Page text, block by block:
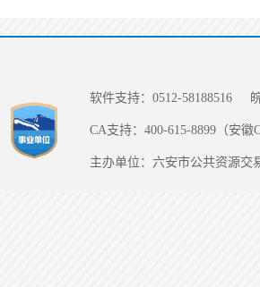
软件支持：0512-58188516
CA支持：400-615-8899（安徽
主办单位：六安市公共资源交